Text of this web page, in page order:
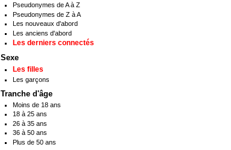
Pseudonymes de A à Z
Pseudonymes de Z à A
Les nouveaux d'abord
Les anciens d'abord
Les derniers connectés
Sexe
Les filles
Les garçons
Tranche d'âge
Moins de 18 ans
18 à 25 ans
26 à 35 ans
36 à 50 ans
Plus de 50 ans